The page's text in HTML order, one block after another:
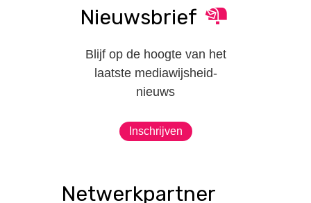
Nieuwsbrief
Blijf op de hoogte van het
laatste mediawijsheid-
nieuws
Inschrijven
Netwerkpartner